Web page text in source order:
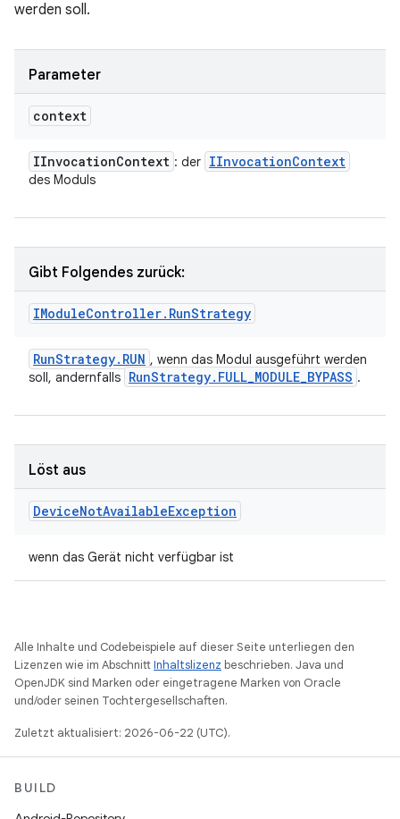
werden soll.
Parameter
context
IInvocationContext : der IInvocationContext
des Moduls
Gibt Folgendes zurück:
IModuleController. RunStrategy
RunStrategy. RUN , wenn das Modul ausgeführt werden
soll, andernfalls RunStrategy. FULL_MODULE_BYPASS .
Löst aus
DeviceNotAvailableException
wenn das Gerät nicht verfügbar ist
Alle Inhalte und Codebeispiele auf dieser Seite unterliegen den
Lizenzen wie im AbschnittInhaltslizenz beschrieben. Java und
OpenJDK sind Marken oder eingetragene Marken von Oracle
und/oder seinen Tochtergesellschaften.
Zuletzt aktualisiert: 2026-06-22 (UTC).
BUILD